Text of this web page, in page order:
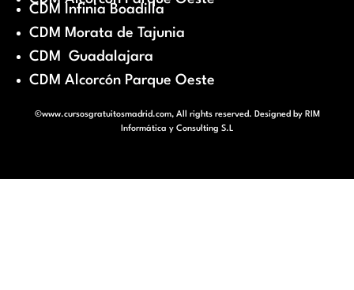
CDM Infinia Boadilla
CDM Morata de Tajunia
CDM Guadalajara
CDM Alcorcón Parque Oeste
©www.cursosgratuitosmadrid.com, All rights reserved. Designed by RIM
Informática y Consulting S.L